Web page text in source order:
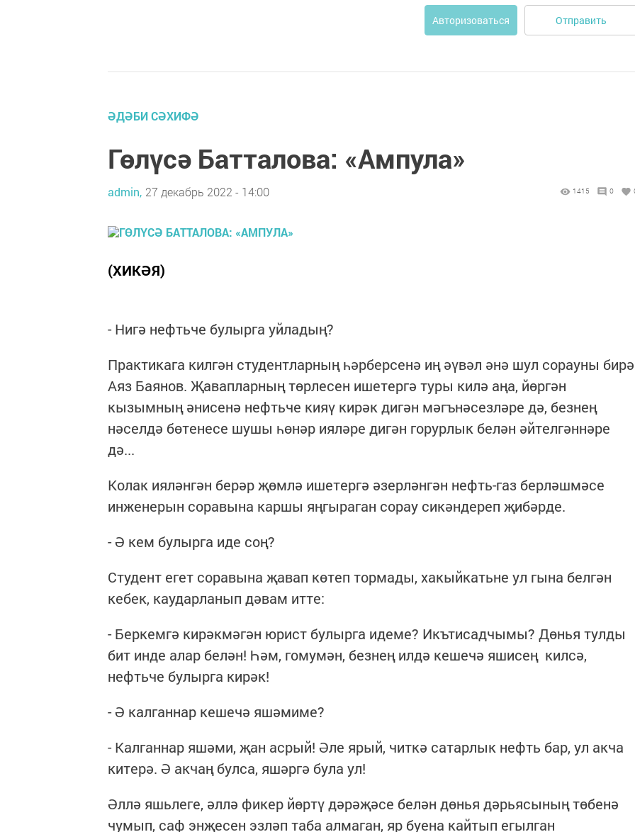
Авторизоваться Отправить
ӘДӘБИ СӘХИФӘ
Гөлүсә Батталова: «Ампула»
admin, 27 декабрь 2022 - 14:00 1415 0
(ХИКӘЯ)
- Нигә нефтьче булырга уйладың?
Практикага килгән студентларның һәрберсенә иң әүвәл әнә шул сорауны бирә
Аяз Баянов. Җавапларның төрлесен ишетергә туры килә аңа, йөргән
кызымның әнисенә нефтьче кияү кирәк дигән мәгънәсезләре дә, безнең
нәселдә бөтенесе шушы һөнәр ияләре дигән горурлык белән әйтелгәннәре
дә...
Колак ияләнгән берәр җөмлә ишетергә әзерләнгән нефть-газ берләшмәсе
инженерын соравына каршы яңгыраган сорау сикәндереп җибәрде.
- Ә кем булырга иде соң?
Студент егет соравына җавап көтеп тормады, хакыйкатьне ул гына белгән
кебек, каударланып дәвам итте:
- Беркемгә кирәкмәгән юрист булырга идеме? Икътисадчымы? Дөнья тулды
бит инде алар белән! Һәм, гомумән, безнең илдә кешечә яшисең килсә,
нефтьче булырга кирәк!
- Ә калганнар кешечә яшәмиме?
- Калганнар яшәми, җан асрый! Әле ярый, читкә сатарлык нефть бар, ул акча
китерә. Ә акчаң булса, яшәргә була ул!
Әллә яшьлеге, әллә фикер йөртү дәрәҗәсе белән дөнья дәрьясының төбенә
чумып, саф энҗесен эзләп таба алмаган, яр буена кайтып егылган